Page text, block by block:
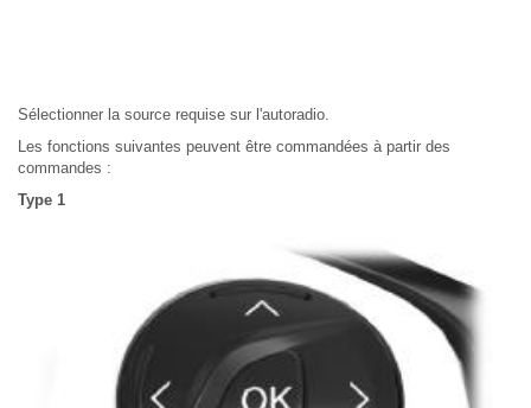
Sélectionner la source requise sur l'autoradio.
Les fonctions suivantes peuvent être commandées à partir des
commandes :
Type 1